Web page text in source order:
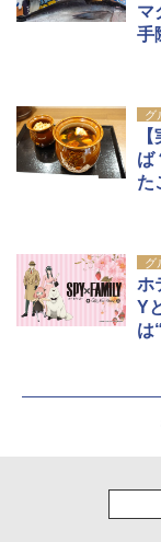
マ
手
グ
ば
た
グ
ホ
Y
は